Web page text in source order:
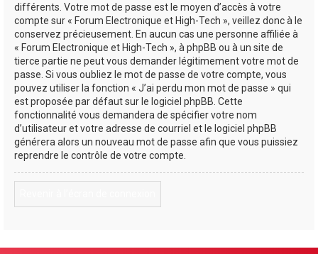
différents. Votre mot de passe est le moyen d’accès à votre
compte sur « Forum Electronique et High-Tech », veillez donc à le
conservez précieusement. En aucun cas une personne affiliée à
« Forum Electronique et High-Tech », à phpBB ou à un site de
tierce partie ne peut vous demander légitimement votre mot de
passe. Si vous oubliez le mot de passe de votre compte, vous
pouvez utiliser la fonction « J’ai perdu mon mot de passe » qui
est proposée par défaut sur le logiciel phpBB. Cette
fonctionnalité vous demandera de spécifier votre nom
d’utilisateur et votre adresse de courriel et le logiciel phpBB
générera alors un nouveau mot de passe afin que vous puissiez
reprendre le contrôle de votre compte.